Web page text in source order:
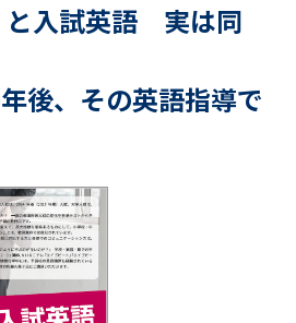
と入試英語 実は同
後、その英語指導で